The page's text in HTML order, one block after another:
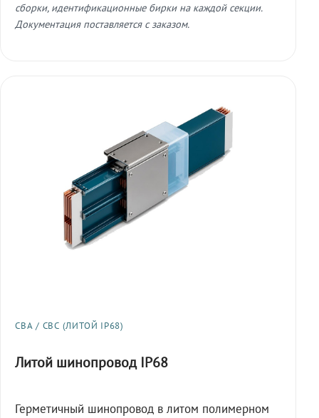
сборки, идентификационные бирки на каждой секции.
Документация поставляется с заказом.
СВА / СВС (ЛИТОЙ IP68)
Литой шинопровод IP68
Герметичный шинопровод в литом полимерном